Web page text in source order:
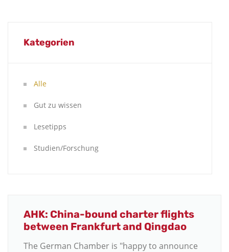
Kategorien
Alle
Gut zu wissen
Lesetipps
Studien/Forschung
AHK: China-bound charter flights
between Frankfurt and Qingdao
The German Chamber is "happy to announce